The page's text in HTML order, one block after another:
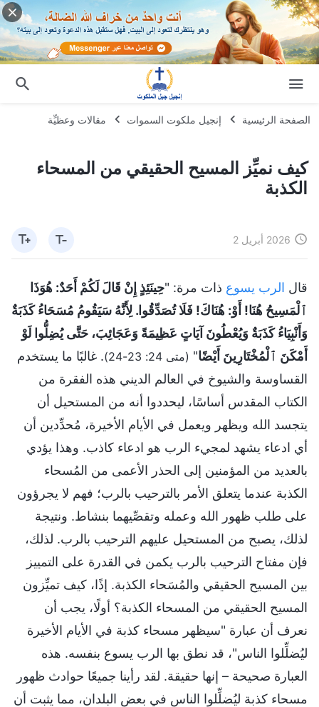
الصفحة الرئيسية إنجيل ملكوت السموات مقالات وعظيِّة
كيف نميِّز المسيح الحقيقي من المسحاء
الكذبة
2026 أبريل 2
قال الرب يسوع ذات مرة: "حِينَئِذٍ إِنْ قَالَ لَكُمْ أَحَدٌ: هُوَذَا
ٱلْمَسِيحُ هُنَا! أَوْ: هُنَاكَ! فَلَا تُصَدِّقُوا. لِأَنَّهُ سَيَقُومُ مُسَحَاءُ كَذَبَةٌ
وَأَنْبِيَاءُ كَذَبَةٌ وَيُعْطُونَ آيَاتٍ عَظِيمَةً وَعَجَائِبَ، حَتَّى يُضِلُّوا لَوْ
أَمْكَنَ ٱلْمُخْتَارِينَ أَيْضًا" (متى 24: 23-24)
. غالبًا ما يستخدم
القساوسة والشيوخ في العالم الديني هذه الفقرة من
الكتاب المقدس أساسًا، ليحددوا أنه من المستحيل أن
يتجسد الله ويظهر ويعمل في الأيام الأخيرة، مُحدِّدين أن
أي ادعاء يشهد لمجيء الرب هو ادعاء كاذب. وهذا يؤدي
بالعديد من المؤمنين إلى الحذر الأعمى من المُسحاء
الكذبة عندما يتعلق الأمر بالترحيب بالرب؛ فهم لا يجرؤون
على طلب ظهور الله وعمله وتقصِّيهما بنشاط. ونتيجة
لذلك، يصبح من المستحيل عليهم الترحيب بالرب. لذلك،
فإن مفتاح الترحيب بالرب يكمن في القدرة على التمييز
بين المسيح الحقيقي والمُسَحاء الكذبة. إذًا، كيف تميِّزون
المسيح الحقيقي من المسحاء الكذبة؟ أولًا، يجب أن
نعرف أن عبارة "سيظهر مسحاء كذبة في الأيام الأخيرة
ليُضلِّلوا الناس"، قد نطق بها الرب يسوع بنفسه. هذه
العبارة صحيحة – إنها حقيقة. لقد رأينا جميعًا حوادث ظهور
مسحاء كذبة ليُضلِّلوا الناس في بعض البلدان، مما يثبت أن